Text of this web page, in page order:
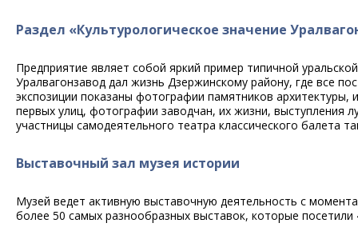
Раздел «Культурологическое значение
Предприятие являет собой яркий пример типичной
Уралвагонзавод дал жизнь Дзержинскому району, где все
экспозиции показаны фотографии памятников
первых улиц, фотографии заводчан, их жизни, выступления
участницы самодеятельного театра классического балета
Выставочный зал музея истории
Музей ведет активную выставочную деятельность с
более 50 самых разнообразных выставок, которые посетили